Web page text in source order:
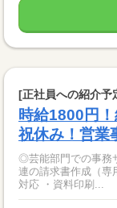
[正社員への紹介予
時給1800円
祝休み！営業
◎芸能部門での事務サ
連の請求書作成（専用ソ
対応 ・資料印刷...